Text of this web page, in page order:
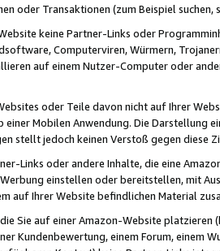
oder Transaktionen (zum Beispiel
keine Partner-Links oder
Computerviren, Würmern,
auf einem Nutzer-Computer oder
oder Teile davon nicht auf Ihrer
einer Mobilen Anwendung. Die Darstellung
stellt jedoch keinen Verstoß gegen diese
Links oder andere Inhalte, die eine
einstellen oder bereitstellen, mit
auf Ihrer Website befindlichen Material
Sie auf einer Amazon-Website
Kundenbewertung, einem Forum, einem